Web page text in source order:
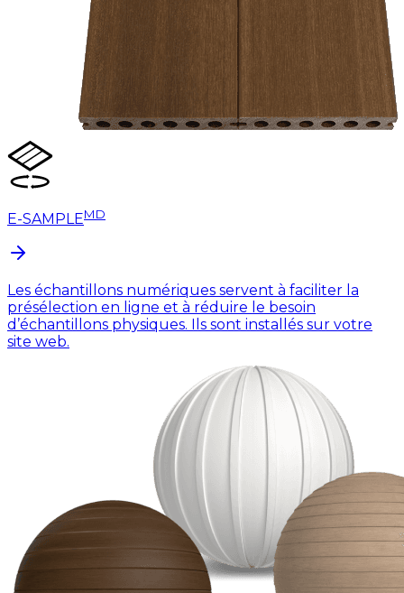
E-SAMPLEMD
Les échantillons numériques servent à faciliter la
présélection en ligne et à réduire le besoin
d’échantillons physiques. Ils sont installés sur votre
site web.